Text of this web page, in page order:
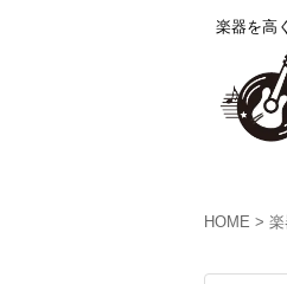
楽器を高
HOME